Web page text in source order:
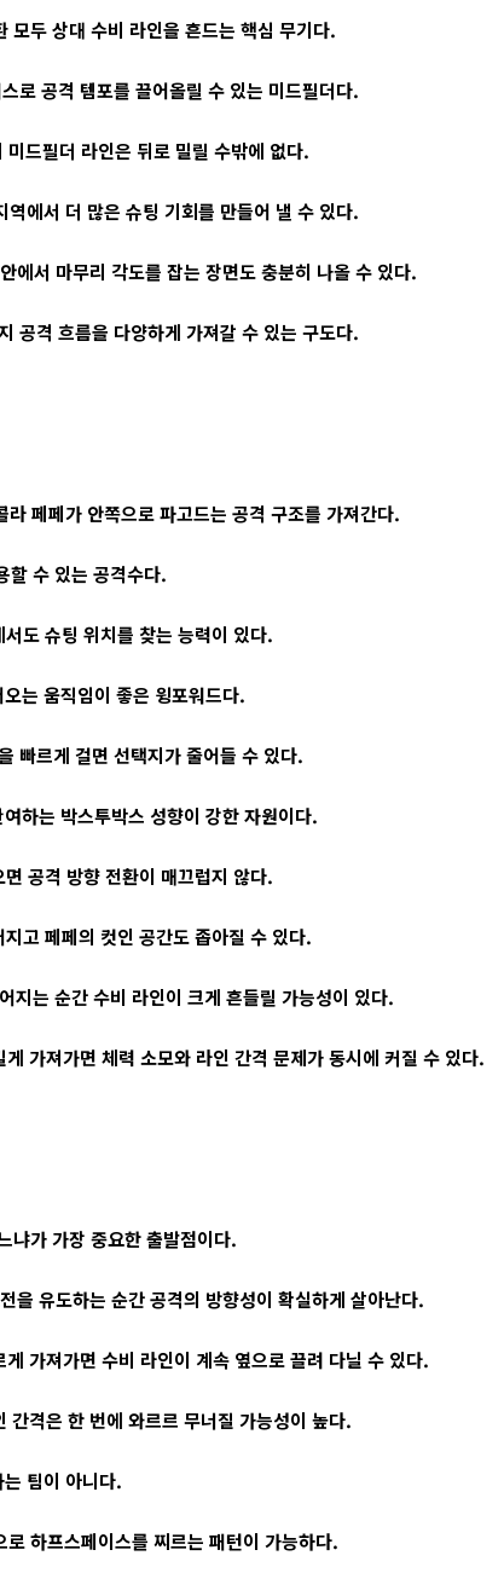
모두 상대 수비 라인을 흔드는 핵심 무기다.
로 공격 템포를 끌어올릴 수 있는 미드필더다.
드필더 라인은 뒤로 밀릴 수밖에 없다.
에서 더 많은 슈팅 기회를 만들어 낼 수 있다.
에서 마무리 각도를 잡는 장면도 충분히 나올 수 있다.
공격 흐름을 다양하게 가져갈 수 있는 구도다.
페페가 안쪽으로 파고드는 공격 구조를 가져간다.
할 수 있는 공격수다.
도 슈팅 위치를 찾는 능력이 있다.
는 움직임이 좋은 윙포워드다.
빠르게 걸면 선택지가 줄어들 수 있다.
하는 박스투박스 성향이 강한 자원이다.
공격 방향 전환이 매끄럽지 않다.
고 페페의 컷인 공간도 좁아질 수 있다.
지는 순간 수비 라인이 크게 흔들릴 가능성이 있다.
가져가면 체력 소모와 라인 간격 문제가 동시에 커질 수 있다.
냐가 가장 중요한 출발점이다.
을 유도하는 순간 공격의 방향성이 확실하게 살아난다.
가져가면 수비 라인이 계속 옆으로 끌려 다닐 수 있다.
격은 한 번에 와르르 무너질 가능성이 높다.
팀이 아니다.
하프스페이스를 찌르는 패턴이 가능하다.